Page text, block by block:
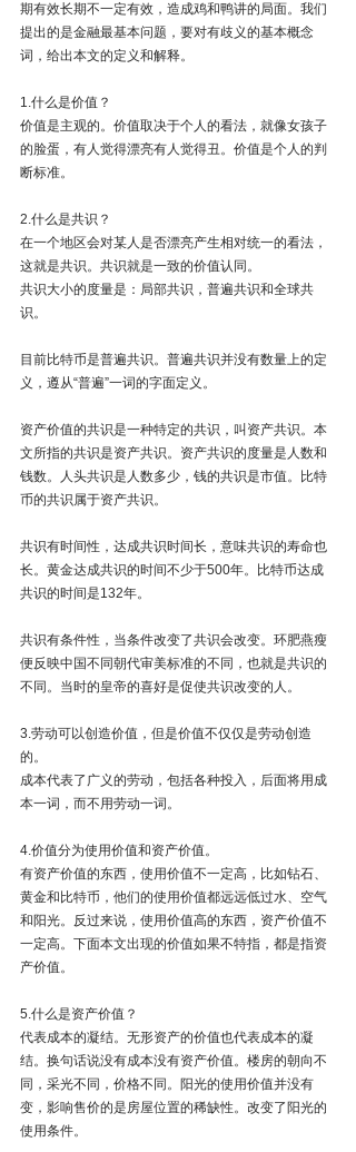
期有效长期不一定有效，造成鸡和鸭讲的局面。我们
提出的是金融最基本问题，要对有歧义的基本概念
词，给出本文的定义和解释。
1.什么是价值？
价值是主观的。价值取决于个人的看法，就像女孩子
的脸蛋，有人觉得漂亮有人觉得丑。价值是个人的判
断标准。
2.什么是共识？
在一个地区会对某人是否漂亮产生相对统一的看法，
这就是共识。共识就是一致的价值认同。
共识大小的度量是：局部共识，普遍共识和全球共
识。
目前比特币是普遍共识。普遍共识并没有数量上的定
义，遵从“普遍”一词的字面定义。
资产价值的共识是一种特定的共识，叫资产共识。本
文所指的共识是资产共识。资产共识的度量是人数和
钱数。人头共识是人数多少，钱的共识是市值。比特
币的共识属于资产共识。
共识有时间性，达成共识时间长，意味共识的寿命也
长。黄金达成共识的时间不少于500年。比特币达成
共识的时间是132年。
共识有条件性，当条件改变了共识会改变。环肥燕瘦
便反映中国不同朝代审美标准的不同，也就是共识的
不同。当时的皇帝的喜好是促使共识改变的人。
3.劳动可以创造价值，但是价值不仅仅是劳动创造
的。
成本代表了广义的劳动，包括各种投入，后面将用成
本一词，而不用劳动一词。
4.价值分为使用价值和资产价值。
有资产价值的东西，使用价值不一定高，比如钻石、
黄金和比特币，他们的使用价值都远远低过水、空气
和阳光。反过来说，使用价值高的东西，资产价值不
一定高。下面本文出现的价值如果不特指，都是指资
产价值。
5.什么是资产价值？
代表成本的凝结。无形资产的价值也代表成本的凝
结。换句话说没有成本没有资产价值。楼房的朝向不
同，采光不同，价格不同。阳光的使用价值并没有
变，影响售价的是房屋位置的稀缺性。改变了阳光的
使用条件。